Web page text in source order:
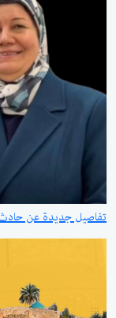
تفاصيل جديدة عن